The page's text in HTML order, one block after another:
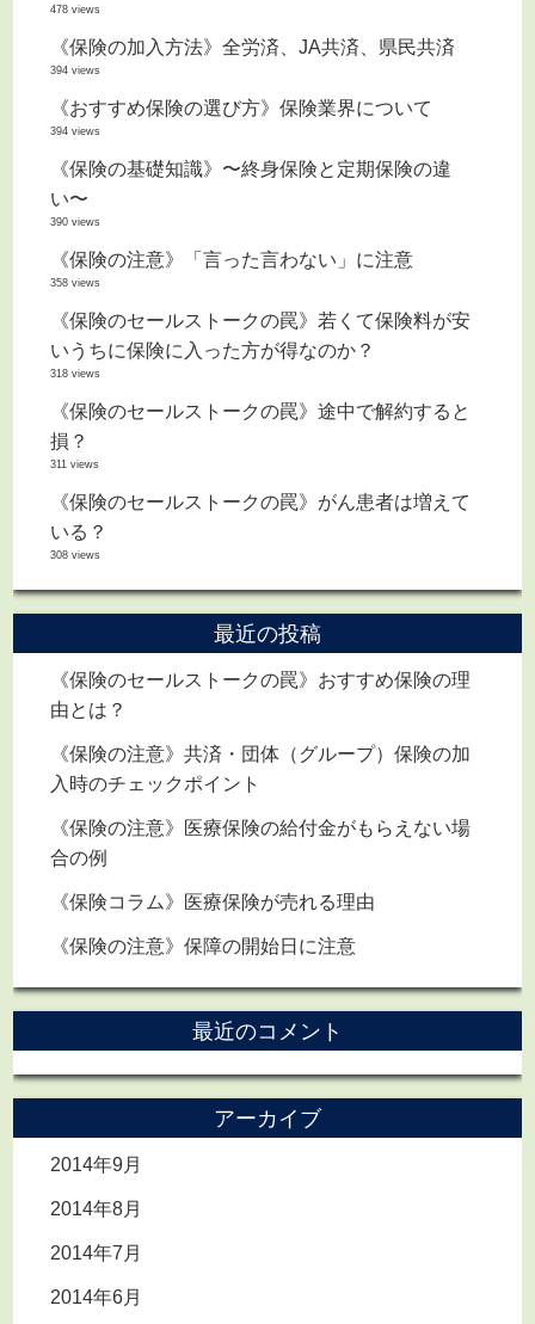
478 views
《保険の加入方法》全労済、JA共済、県民共済
394 views
《おすすめ保険の選び方》保険業界について
394 views
《保険の基礎知識》〜終身保険と定期保険の違
い〜
390 views
《保険の注意》「言った言わない」に注意
358 views
《保険のセールストークの罠》若くて保険料が安
いうちに保険に入った方が得なのか？
318 views
《保険のセールストークの罠》途中で解約すると
損？
311 views
《保険のセールストークの罠》がん患者は増えて
いる？
308 views
最近の投稿
《保険のセールストークの罠》おすすめ保険の理
由とは？
《保険の注意》共済・団体（グループ）保険の加
入時のチェックポイント
《保険の注意》医療保険の給付金がもらえない場
合の例
《保険コラム》医療保険が売れる理由
《保険の注意》保障の開始日に注意
最近のコメント
アーカイブ
2014年9月
2014年8月
2014年7月
2014年6月